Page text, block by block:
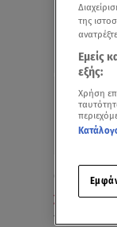
Οι
χούλιγκαν
της
Εμείς
εξής:
Χρήση